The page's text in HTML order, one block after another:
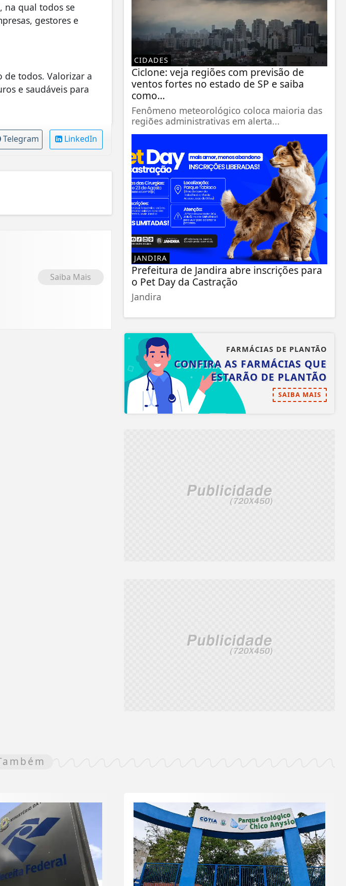
na qual todos se
gestores e
de todos. Valorizar a
e saudáveis para
Telegram LinkedIn
Saiba Mais
CIDADES
Ciclone: veja regiões com previsão de
ventos fortes no estado de SP e saiba
como...
Fenômeno meteorológico coloca maioria das
regiões administrativas em alerta...
JANDIRA
Prefeitura de Jandira abre inscrições para
o Pet Day da Castração
Jandira
FARMÁCIAS DE PLANTÃO
CONFIRA AS FARMÁCIAS QUE
ESTARÃO DE PLANTÃO
SAIBA MAIS